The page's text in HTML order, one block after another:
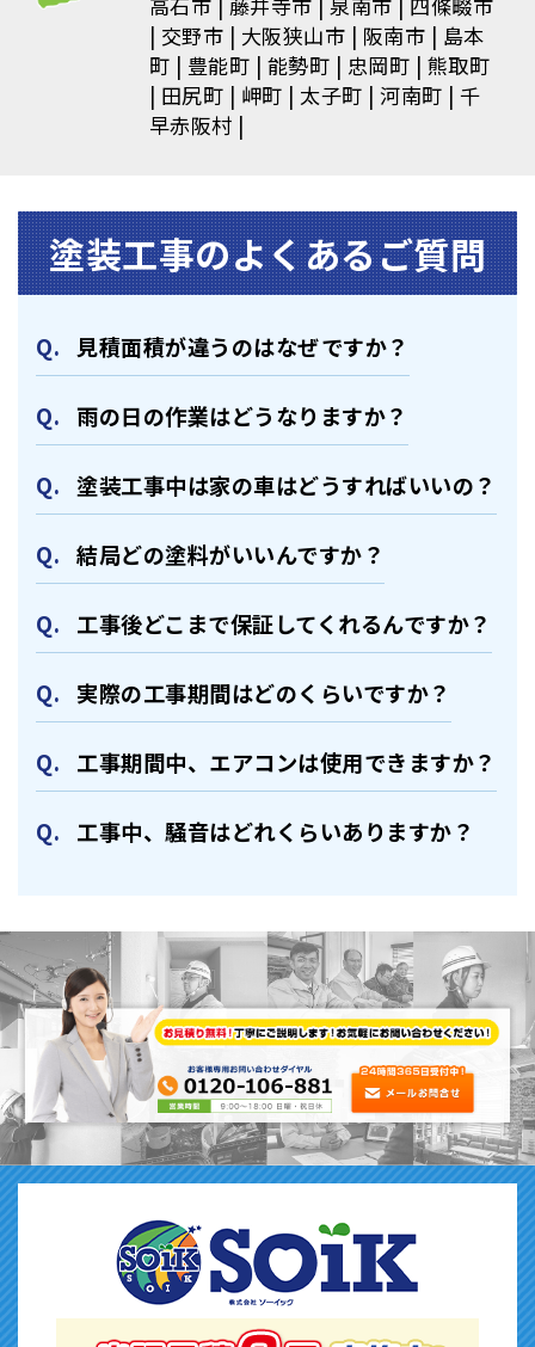
交野市
大阪狭山市 阪南市
島本
町
豊能町 能勢町 忠岡町 熊取町
田尻町
岬町 太子町 河南町
千
早赤阪村
塗装⼯事のよくあるご質問
⾒積⾯積が違うのはなぜですか？
⾬の日の作業はどうなりますか？
塗装⼯事中は家の⾞はどうすればいいの？
結局どの塗料がいいんですか？
⼯事後どこまで保証してくれるんですか？
実際の⼯事期間はどのくらいですか？
⼯事期間中、エアコンは使⽤できますか？
⼯事中、騒⾳はどれくらいありますか？